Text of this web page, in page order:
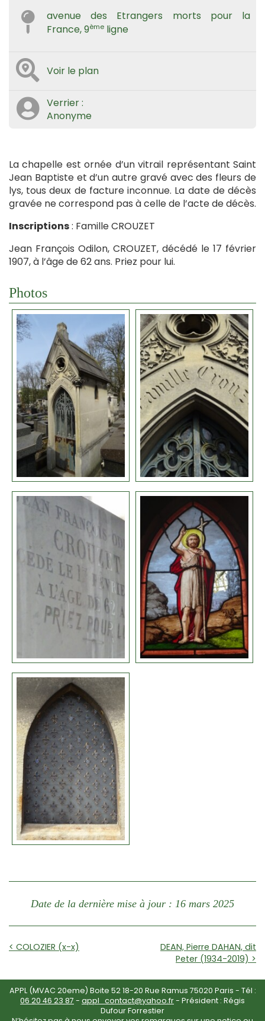
avenue des Etrangers morts pour la
France, 9ème ligne
Voir le plan
Verrier :
Anonyme
La chapelle est ornée d’un vitrail représentant Saint
Jean Baptiste et d’un autre gravé avec des fleurs de
lys, tous deux de facture inconnue. La date de décès
gravée ne correspond pas à celle de l’acte de décès.
Inscriptions: Famille CROUZET
Jean François Odilon, CROUZET, décédé le 17 février
1907, à l’âge de 62 ans. Priez pour lui.
Photos
Date de la dernière mise à jour : 16 mars 2025
< COLOZIER (x-x)
DEAN, Pierre DAHAN, dit
Peter (1934-2019) >
APPL (MVAC 20eme) Boite 52 18-20 Rue Ramus 75020 Paris - Tél :
06 20 46 23 87 - appl_contact@yahoo.fr- Président : Régis
Dufour Forrestier